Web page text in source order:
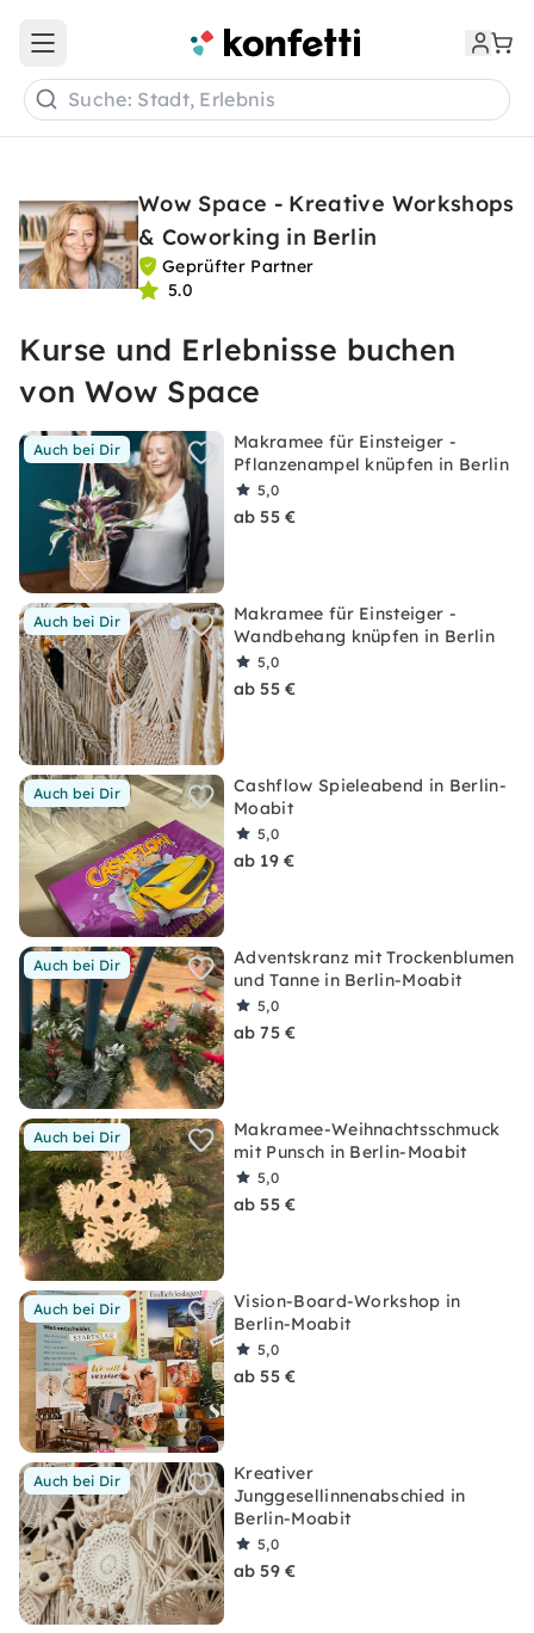
Open main menu
Suche: Stadt, Erlebnis
Wow Space - Kreative Workshops
& Coworking in Berlin
Geprüfter Partner
5.0
Kurse und Erlebnisse buchen
von Wow Space
Auch bei Dir
Makramee für Einsteiger -
Pflanzenampel knüpfen in Berlin
5,0
ab 55 €
Auch bei Dir
Makramee für Einsteiger -
Wandbehang knüpfen in Berlin
5,0
ab 55 €
Auch bei Dir
Cashflow Spieleabend in Berlin-
Moabit
5,0
ab 19 €
Auch bei Dir
Adventskranz mit Trockenblumen
und Tanne in Berlin-Moabit
5,0
ab 75 €
Auch bei Dir
Makramee-Weihnachtsschmuck
mit Punsch in Berlin-Moabit
5,0
ab 55 €
Auch bei Dir
Vision-Board-Workshop in
Berlin-Moabit
5,0
ab 55 €
Auch bei Dir
Kreativer
Junggesellinnenabschied in
Berlin-Moabit
5,0
ab 59 €